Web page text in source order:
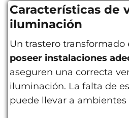
Características de
iluminación
Un trastero transformado
poseer instalaciones
aseguren una correcta
iluminación. La falta de
puede llevar a ambientes